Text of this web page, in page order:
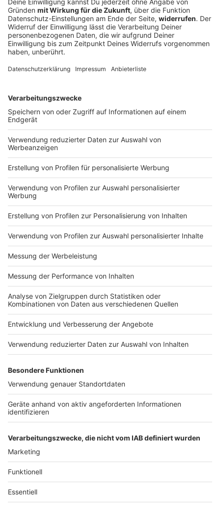
Schweinestall brennt – alle 1.600 Schweine
tot
Feueralarm im Landkreis Aichach-Friedberg: Ein Stall
gerettet werden.
DEINE GEMERKTEN ARTIKEL
Du hast dir noch keine Artikel gemerkt
Markiere sie hierfür mit einem
Impressum
Nutzungsbedingungen
Jobs
Presse
Werben
Archiv
ANTENNE BAYERN GROUP
Stiftung ANTENNE BAYERN
hilft
Teilnahmebedingungen
Grounding Page ANTENNE
BAYERN
Kontakt
Studio-Hotline
Verkehrs-Hotline
Datenschutz­erklärung
Newsletter